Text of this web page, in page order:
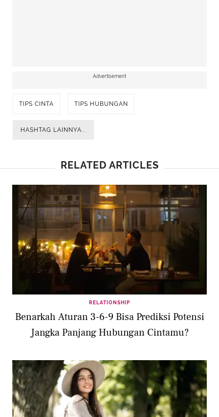
Advertisement
TIPS CINTA TIPS HUBUNGAN
HASHTAG LAINNYA...
RELATED ARTICLES
RELATIONSHIP
Benarkah Aturan 3-6-9 Bisa Prediksi Potensi
Jangka Panjang Hubungan Cintamu?